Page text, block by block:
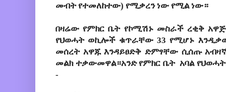
መብት የተመለከተው) የሚቃረን ነው የሚል ነው።
በዛሬው የምክር ቤት የኮሚሽኑ መስራች ረቂቅ
የህወሓት ወኪሎች ቁጥራቸው 33 የሚሆኑ
መሰረት አዋጁ እንዳይፀድቅ ድምፃቸው ሲሰጡ
መልክ ተቃውመዋል።አንድ የምክር ቤት  አባል
-